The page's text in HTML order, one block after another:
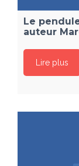
Le
auteur
Lire plus